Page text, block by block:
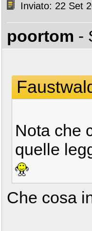
Inviato: 22 Set
poortom -
Nota che
quelle
Che cosa